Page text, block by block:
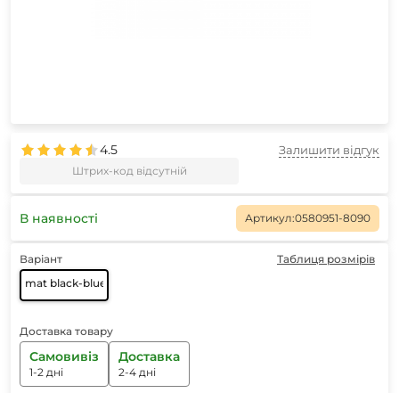
4.5
Штрих-код відсутній
Залишити відгук
В наявності Артикул:0580951-8090
Варіант
Таблиця розмірів
mat black-blue mirror
Доставка товару
Самовивіз
1-2 дні
Доставка
2-4 дні